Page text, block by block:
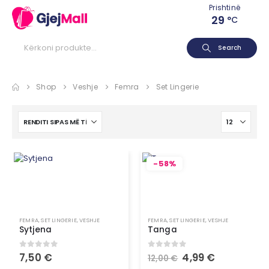
Prishtinë
29 °C
Search
Shop Veshje Femra Set Lingerie
FEMRA,SET LINGERIE,VESHJE
Sytjena
0 out of 5
7,50 €
-58%
FEMRA,SET LINGERIE,VESHJE
Tanga
out of 5
12,00€ 4,99 €